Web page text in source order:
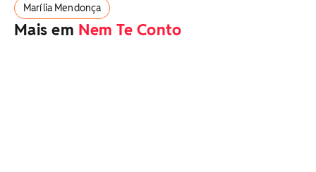
Marília Mendonça
Mais em Nem Te Conto